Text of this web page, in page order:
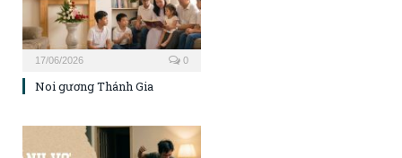
17/06/2026 0
Noi gương Thánh Gia